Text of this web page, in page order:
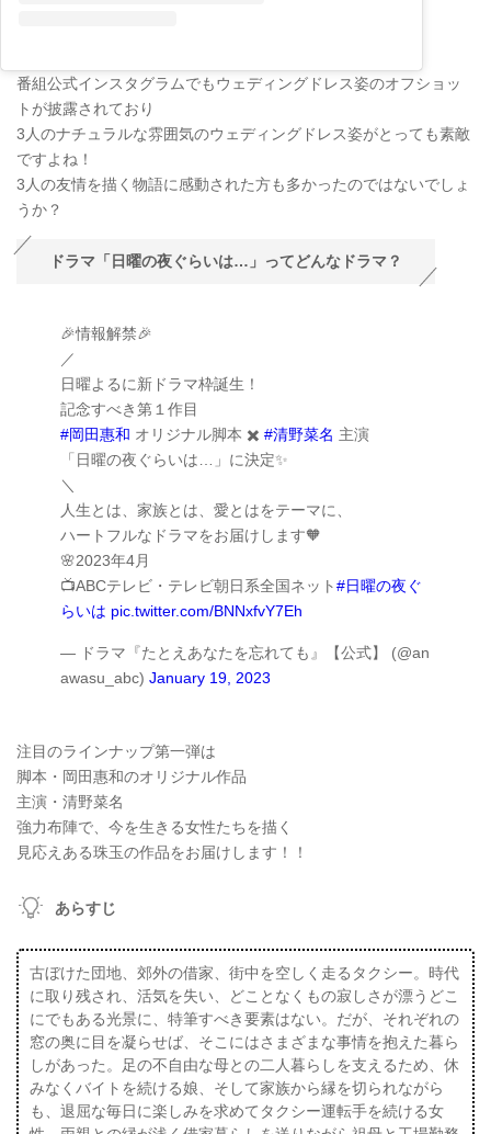
番組公式インスタグラムでもウェディングドレス姿のオフショッ
トが披露されており
3人のナチュラルな雰囲気のウェディングドレス姿がとっても素敵
ですよね！
3人の友情を描く物語に感動された方も多かったのではないでしょ
うか？
ドラマ「日曜の夜ぐらいは…」ってどんなドラマ？
🎉情報解禁🎉
／
日曜よるに新ドラマ枠誕生！
記念すべき第１作目
#岡田惠和 オリジナル脚本 ✖️ #清野菜名 主演
「日曜の夜ぐらいは…」に決定✨
＼
人生とは、家族とは、愛とはをテーマに、
ハートフルなドラマをお届けします🧡
🌸2023年4月
📺ABCテレビ・テレビ朝日系全国ネット#日曜の夜ぐ
らいは pic.twitter.com/BNNxfvY7Eh
— ドラマ『たとえあなたを忘れても』【公式】 (@an
awasu_abc) January 19, 2023
注目のラインナップ第一弾は
脚本・岡田惠和のオリジナル作品
主演・清野菜名
強力布陣で、今を生きる女性たちを描く
見応えある珠玉の作品をお届けします！！
あらすじ
古ぼけた団地、郊外の借家、街中を空しく走るタクシー。時代
に取り残され、活気を失い、どことなくもの寂しさが漂うどこ
にでもある光景に、特筆すべき要素はない。だが、それぞれの
窓の奥に目を凝らせば、そこにはさまざまな事情を抱えた暮ら
しがあった。足の不自由な母との二人暮らしを支えるため、休
みなくバイトを続ける娘、そして家族から縁を切られながら
も、退屈な毎日に楽しみを求めてタクシー運転手を続ける女